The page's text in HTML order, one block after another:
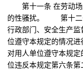
第十一条 在劳动场
的性骚扰。 第十二
行政部门、安全生产
位遵守本规定的情况
对用人单位遵守本规
位违反本规定第六条第